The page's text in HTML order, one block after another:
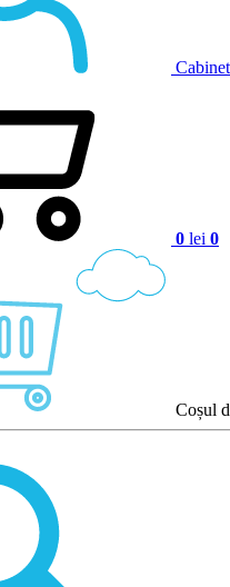
0 lei 0
Coșul